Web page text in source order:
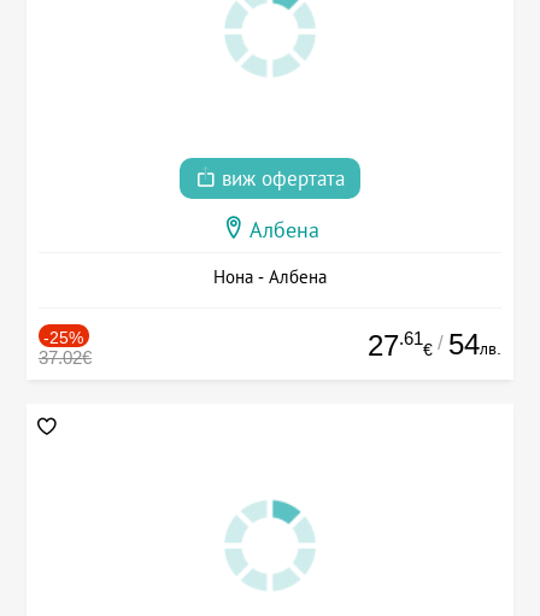
виж офертата
Албена
Нона - Албена
-25%
37.02€ 27.61
€ / 54лв.